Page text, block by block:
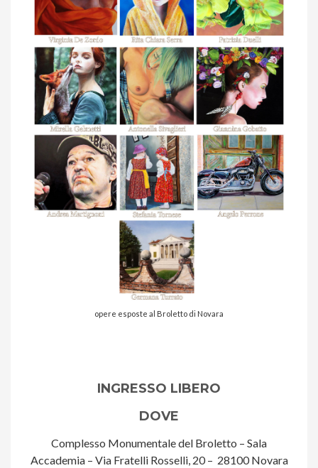
opere esposte al Broletto di Novara
INGRESSO LIBERO
DOVE
Complesso Monumentale del Broletto – Sala
Accademia – Via Fratelli Rosselli, 20 – 28100 Novara